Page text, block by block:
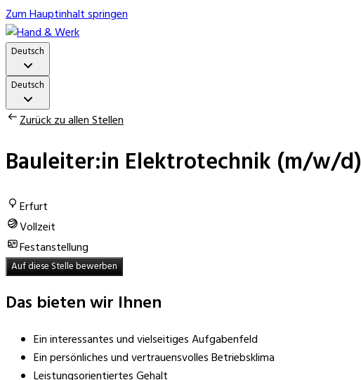
Zum Hauptinhalt springen
Deutsch
Deutsch
Zurück zu allen Stellen
Bauleiter:in Elektrotechnik (m/w/d)
Erfurt
Vollzeit
Festanstellung
Auf diese Stelle bewerben
Das bieten wir Ihnen
Ein interessantes und vielseitiges Aufgabenfeld
Ein persönliches und vertrauensvolles Betriebsklima
Leistungsorientiertes Gehalt